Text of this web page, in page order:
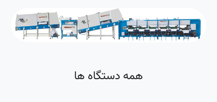
درباره ما
محصولات
نمایندگان
همه دستگاه ها